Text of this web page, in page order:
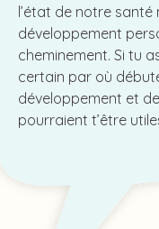
l’état de notre santé
développement
cheminement. Si tu
certain par où
développement et
pourraient t’être